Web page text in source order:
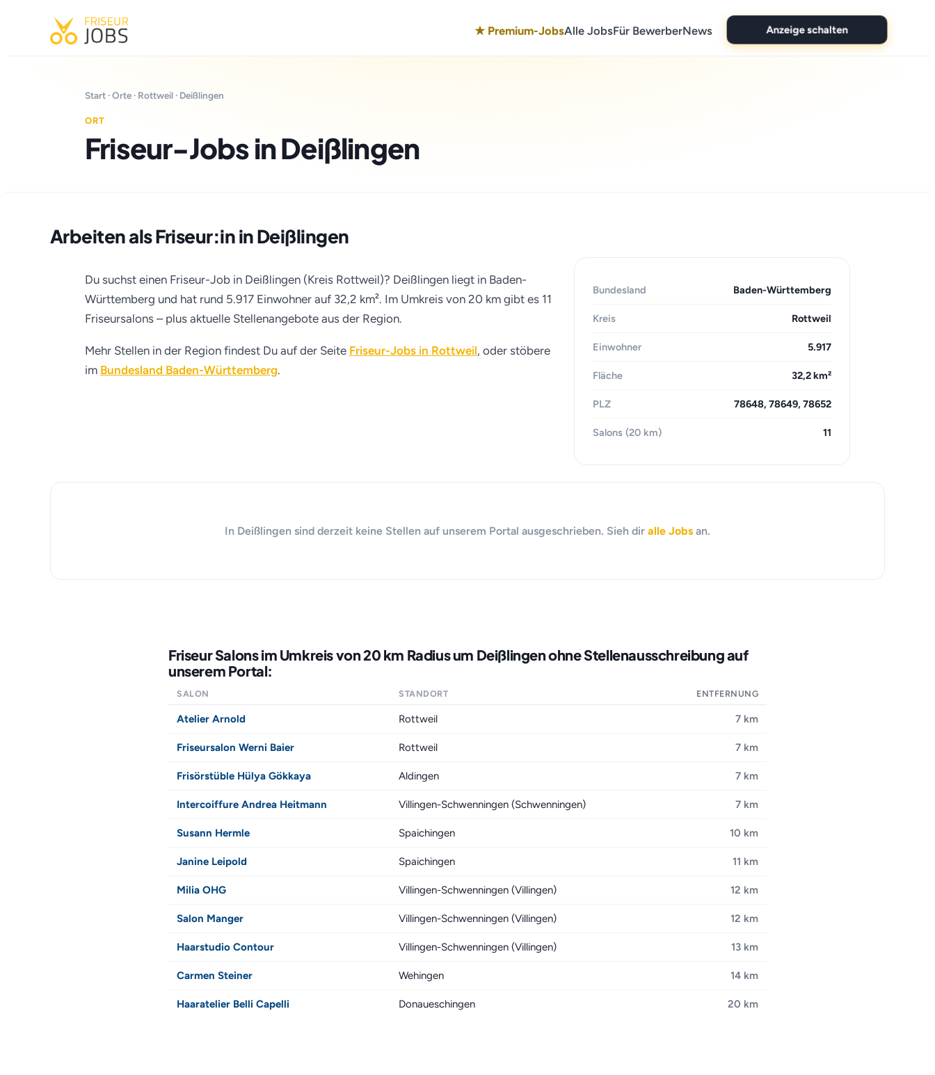
★ Premium-JobsAlle JobsFür BewerberNews Anzeige schalten
Start ·Orte · Rottweil · Deißlingen
ORT
Friseur-Jobs in Deißlingen
Arbeiten als Friseur:in in Deißlingen
Du suchst einen Friseur-Job in Deißlingen (Kreis Rottweil)? Deißlingen liegt in Baden-
Württemberg und hat rund 5.917 Einwohner auf 32,2 km². Im Umkreis von 20 km gibt es 11
Friseursalons – plus aktuelle Stellenangebote aus der Region.
Mehr Stellen in der Region findest Du auf der Seite Friseur-Jobs in Rottweil, oder stöbere
im Bundesland Baden-Württemberg.
Bundesland Baden-Württemberg
Kreis Rottweil
Einwohner 5.917
Fläche 32,2 km²
PLZ 78648, 78649, 78652
Salons (20 km) 11
In Deißlingen sind derzeit keine Stellen auf unserem Portal ausgeschrieben. Sieh dir alle Jobs an.
Friseur Salons im Umkreis von 20 km Radius um Deißlingen ohne Stellenausschreibung auf
unserem Portal:
SALON STANDORT ENTFERNUNG
Atelier Arnold Rottweil 7 km
Friseursalon Werni Baier Rottweil 7 km
Frisörstüble Hülya Gökkaya Aldingen 7 km
Intercoiffure Andrea Heitmann Villingen-Schwenningen (Schwenningen) 7 km
Susann Hermle Spaichingen 10 km
Janine Leipold Spaichingen 11 km
Milia OHG Villingen-Schwenningen (Villingen) 12 km
Salon Manger Villingen-Schwenningen (Villingen) 12 km
Haarstudio Contour Villingen-Schwenningen (Villingen) 13 km
Carmen Steiner Wehingen 14 km
Haaratelier Belli Capelli Donaueschingen 20 km